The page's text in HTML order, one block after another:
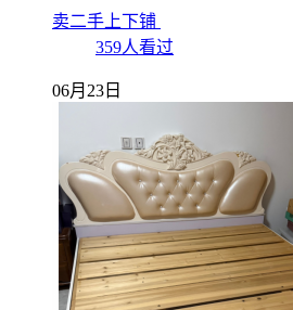
卖二手上下铺
359人看过
06月23日